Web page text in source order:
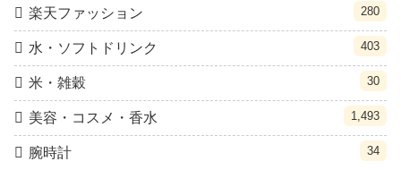
楽天ファッション 280
水・ソフトドリンク 403
米・雑穀 30
美容・コスメ・香水 1,493
腕時計 34